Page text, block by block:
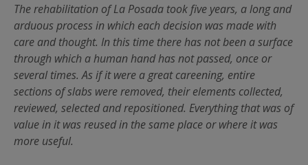
The rehabilitation of La Posada took five years, a long and
arduous process in which each decision was made with
care and thought. In this time there has not been a surface
through which a human hand has not passed, once or
several times. As if it were a great careening, entire
sections of slabs were removed, their elements collected,
reviewed, selected and repositioned. Everything that was of
value in it was reused in the same place or where it was
more useful.